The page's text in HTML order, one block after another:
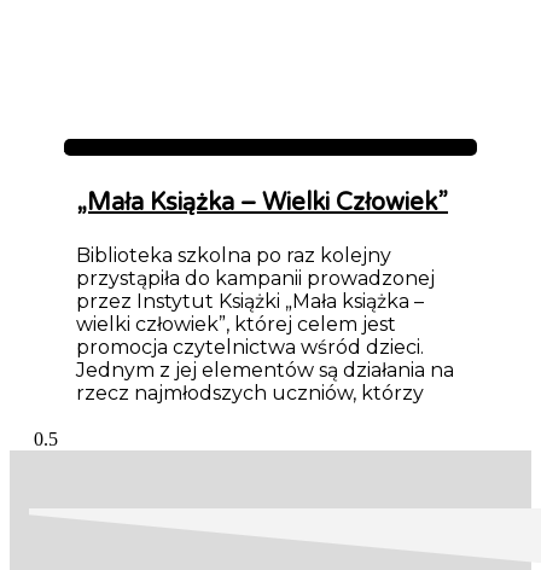
Aktualności
„Mała Książka – Wielki Człowiek”
Biblioteka szkolna po raz kolejny
przystąpiła do kampanii prowadzonej
przez Instytut Książki „Mała książka –
wielki człowiek”, której celem jest
promocja czytelnictwa wśród dzieci.
Jednym z jej elementów są działania na
rzecz najmłodszych uczniów, którzy